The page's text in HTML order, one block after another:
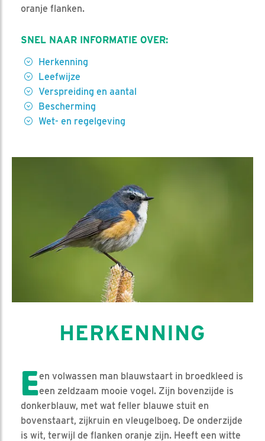
oranje flanken.
SNEL NAAR INFORMATIE OVER:
Herkenning
Leefwijze
Verspreiding en aantal
Bescherming
Wet- en regelgeving
HERKENNING
Een volwassen man blauwstaart in broedkleed is
een zeldzaam mooie vogel. Zijn bovenzijde is
donkerblauw, met wat feller blauwe stuit en
bovenstaart, zijkruin en vleugelboeg. De onderzijde
is wit, terwijl de flanken oranje zijn. Heeft een witte